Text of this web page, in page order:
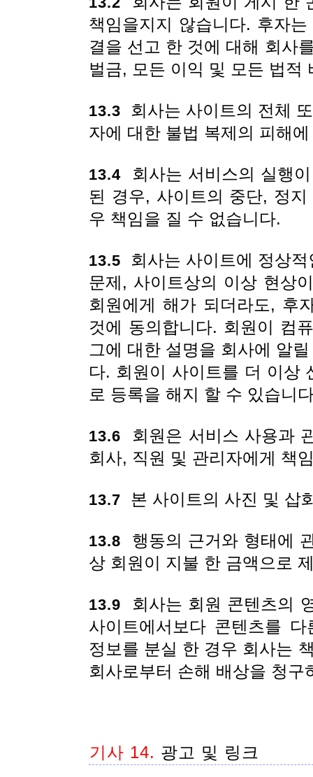
책임을지지 않습니다. 후자
결을 선고 한 것에 대해 회사
벌금, 모든 이익 및 모든 법적
13.3 회사는 사이트의 전체
자에 대한 불법 복제의 피해
13.4 회사는 서비스의 실행
된 경우, 사이트의 중단, 정
우 책임을 질 수 없습니다.
13.5 회사는 사이트에 정상
문제, 사이트상의 이상 현상
회원에게 해가 되더라도, 후
것에 동의합니다. 회원이 컴
그에 대한 설명을 회사에 알
다. 회원이 사이트를 더 이상
로 등록을 해지 할 수 있습니
13.6 회원은 서비스 사용과
회사, 직원 및 관리자에게 책
13.7 본 사이트의 사진 및 삽
13.8 행동의 근거와 형태에
상 회원이 지불 한 금액으로
13.9 회사는 회원 콘텐츠의
사이트에서보다 콘텐츠를
정보를 분실 한 경우 회사는
회사로부터 손해 배상을 청구
기사 14. 광고 및 링크